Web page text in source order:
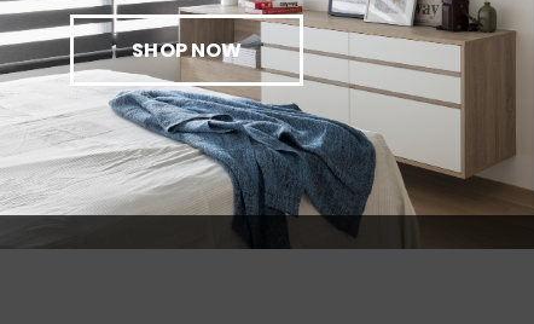
SHOP NOW
馬簾 斑馬簾／調光簾
深灰 BL109 (最寬245cm)．細織斑馬簾
Seda 細織斑馬簾
羅蘭紫 BL110．細織斑馬簾